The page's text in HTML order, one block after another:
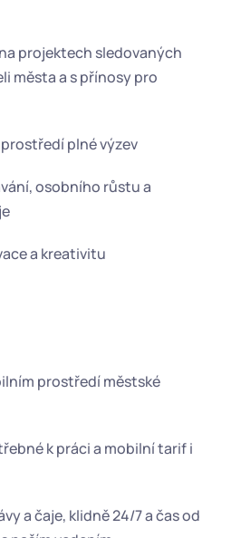
projektech sledovaných
města a s přínosy pro
plné výzev
osobního růstu a
a kreativitu
prostředí městské
k práci a mobilní tarif i
a čaje, klidně 24/7 a čas od